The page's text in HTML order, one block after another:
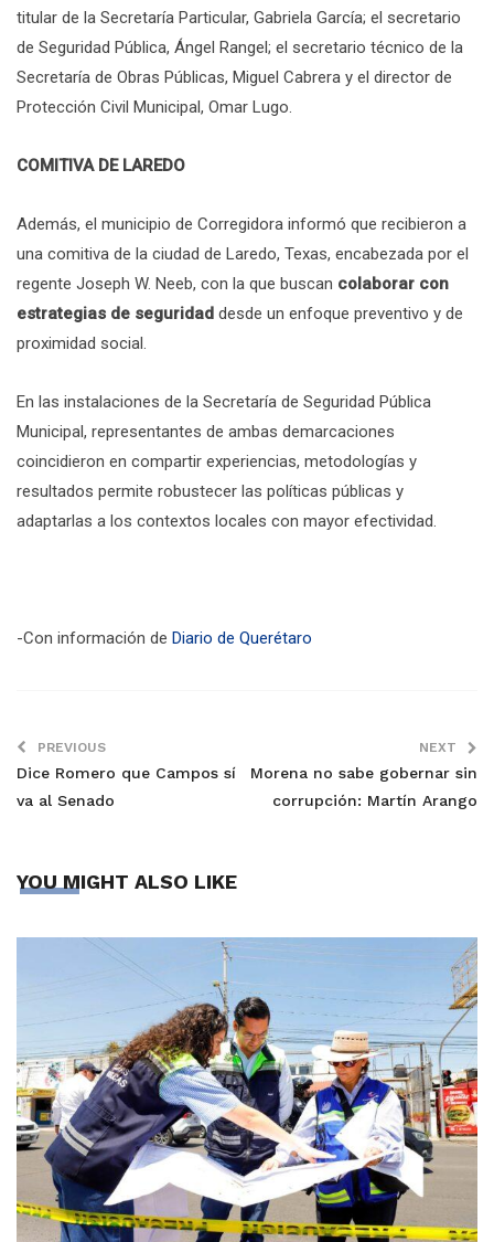
titular de la Secretaría Particular, Gabriela García; el secretario
de Seguridad Pública, Ángel Rangel; el secretario técnico de la
Secretaría de Obras Públicas, Miguel Cabrera y el director de
Protección Civil Municipal, Omar Lugo.
COMITIVA DE LAREDO
Además, el municipio de Corregidora informó que recibieron a
una comitiva de la ciudad de Laredo, Texas, encabezada por el
regente Joseph W. Neeb, con la que buscan colaborar con
estrategias de seguridad desde un enfoque preventivo y de
proximidad social.
En las instalaciones de la Secretaría de Seguridad Pública
Municipal, representantes de ambas demarcaciones
coincidieron en compartir experiencias, metodologías y
resultados permite robustecer las políticas públicas y
adaptarlas a los contextos locales con mayor efectividad.
-Con información de Diario de Querétaro
PREVIOUS
Dice Romero que Campos sí
va al Senado
NEXT
Morena no sabe gobernar sin
corrupción: Martín Arango
YOU MIGHT ALSO LIKE